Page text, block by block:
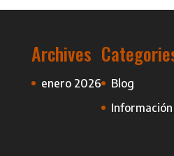
Archives
enero 2026
Blog
Información